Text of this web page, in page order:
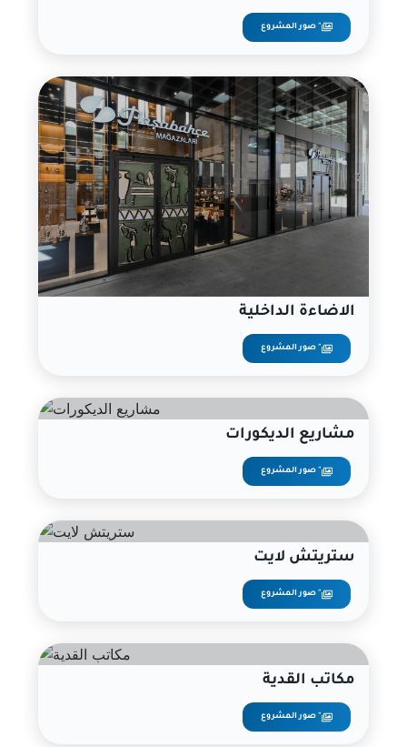
صور المشروع "
الاضاءة الداخلية
صور المشروع "
مشاريع الديكورات
صور المشروع "
ستريتش لايت
صور المشروع "
مكاتب القدية
صور المشروع "